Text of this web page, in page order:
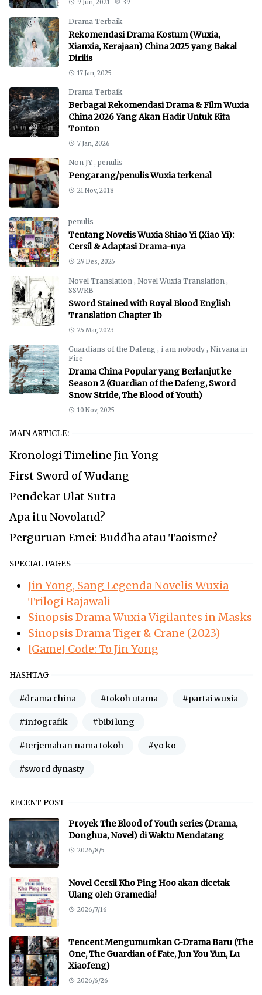
9 Jun, 2021 39
Drama Terbaik
Rekomendasi Drama Kostum (Wuxia,
Xianxia, Kerajaan) China 2025 yang Bakal
Dirilis
17 Jan, 2025
Drama Terbaik
Berbagai Rekomendasi Drama & Film Wuxia
China 2026 Yang Akan Hadir Untuk Kita
Tonton
7 Jan, 2026
Non JY , penulis
Pengarang/penulis Wuxia terkenal
21 Nov, 2018
penulis
Tentang Novelis Wuxia Shiao Yi (Xiao Yi):
Cersil & Adaptasi Drama-nya
29 Des, 2025
Novel Translation , Novel Wuxia Translation ,
SSWRB
Sword Stained with Royal Blood English
Translation Chapter 1b
25 Mar, 2023
Guardians of the Dafeng , i am nobody , Nirvana in
Fire
Drama China Popular yang Berlanjut ke
Season 2 (Guardian of the Dafeng, Sword
Snow Stride, The Blood of Youth)
10 Nov, 2025
MAIN ARTICLE:
Kronologi Timeline Jin Yong
First Sword of Wudang
Pendekar Ulat Sutra
Apa itu Novoland?
Perguruan Emei: Buddha atau Taoisme?
SPECIAL PAGES
Jin Yong, Sang Legenda Novelis Wuxia
Trilogi Rajawali
Sinopsis Drama Wuxia Vigilantes in Masks
Sinopsis Drama Tiger & Crane (2023)
[Game] Code: To Jin Yong
HASHTAG
#drama china #tokoh utama #partai wuxia
#infografik #bibi lung
#terjemahan nama tokoh #yo ko
#sword dynasty
RECENT POST
Proyek The Blood of Youth series (Drama,
Donghua, Novel) di Waktu Mendatang
2026/8/5
Novel Cersil Kho Ping Hoo akan dicetak
Ulang oleh Gramedia!
2026/7/16
Tencent Mengumumkan C-Drama Baru (The
One, The Guardian of Fate, Jun You Yun, Lu
Xiaofeng)
2026/6/26